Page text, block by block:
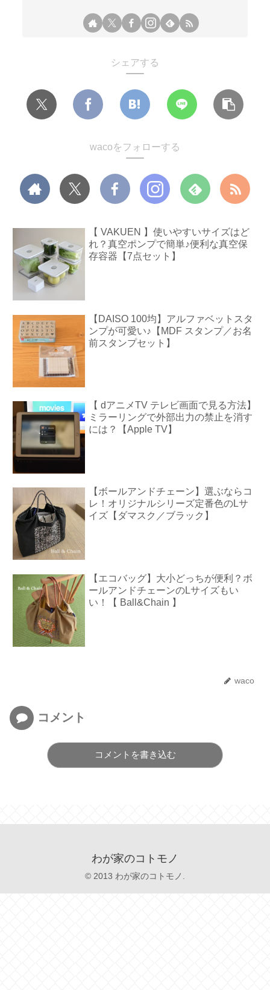
シェアする
wacoをフォローする
【 VAKUEN 】使いやすいサイズはど
れ？真空ポンプで簡単♪便利な真空保
存容器【7点セット】
【DAISO 100均】アルファベットスタ
ンプが可愛い♪【MDF スタンプ／お名
前スタンプセット】
【 dアニメTV テレビ画面で見る方法】
ミラーリングで外部出力の禁止を消す
には？【Apple TV】
【ボールアンドチェーン】選ぶならコ
レ！オリジナルシリーズ定番色のLサ
イズ【ダマスク／ブラック】
【エコバッグ】大小どっちが便利？ボ
ールアンドチェーンのLサイズもい
い！【 Ball&Chain 】
waco
コメント
コメントを書き込む
わが家のコトモノ
© 2013 わが家のコトモノ.